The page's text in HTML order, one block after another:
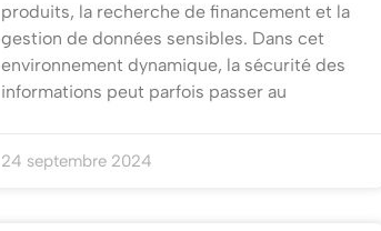
produits, la recherche de financement et la
gestion de données sensibles. Dans cet
environnement dynamique, la sécurité des
informations peut parfois passer au
24 septembre 2024